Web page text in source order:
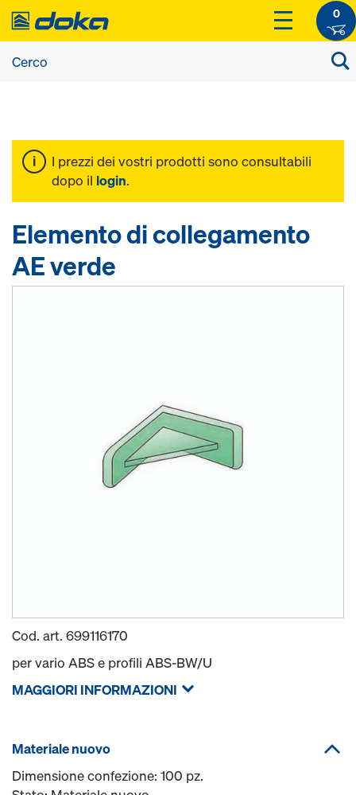
0
I prezzi dei vostri prodotti sono consultabili
dopo il login.
Elemento di collegamento
AE verde
Cod. art. 699116170
per vario ABS e profili ABS-BW/U
MAGGIORI INFORMAZIONI
Materiale nuovo
Dimensione confezione: 100 pz.